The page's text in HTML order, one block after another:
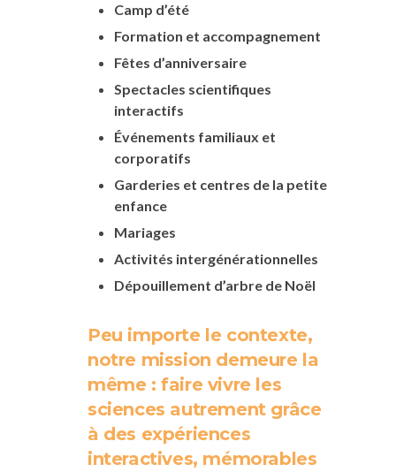
Camp d’été
Formation et accompagnement
Fêtes d’anniversaire
Spectacles scientifiques
interactifs
Événements familiaux et
corporatifs
Garderies et centres de la petite
enfance
Mariages
Activités intergénérationnelles
Dépouillement d’arbre de Noël
Peu importe le contexte,
notre mission demeure la
même : faire vivre les
sciences autrement grâce
à des expériences
interactives, mémorables